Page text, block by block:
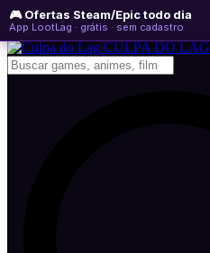
🎮 Ofertas Steam/Epic todo dia
App LootLag · grátis · sem cadastro
sexta-feira, 07 de agosto de 2026
Newsletter
CULPA DO LAG